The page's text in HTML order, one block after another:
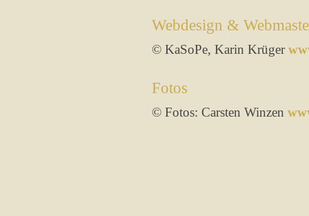
Webdesign &
© KaSoPe, Karin Krüger
Fotos
© Fotos: Carsten Winzen